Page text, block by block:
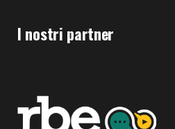
I nostri partner